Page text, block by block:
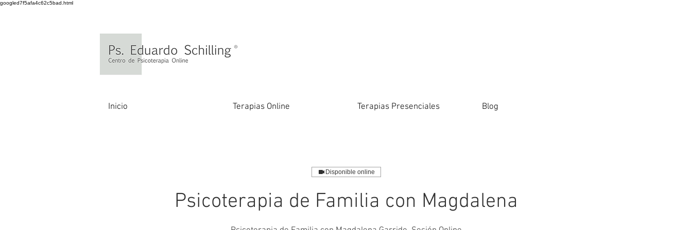
googled7f5afa4c62c5bad.html
Inicio Terapias Online Terapias Presenciales Blog
Disponible online
Psicoterapia de Familia con Magdalena